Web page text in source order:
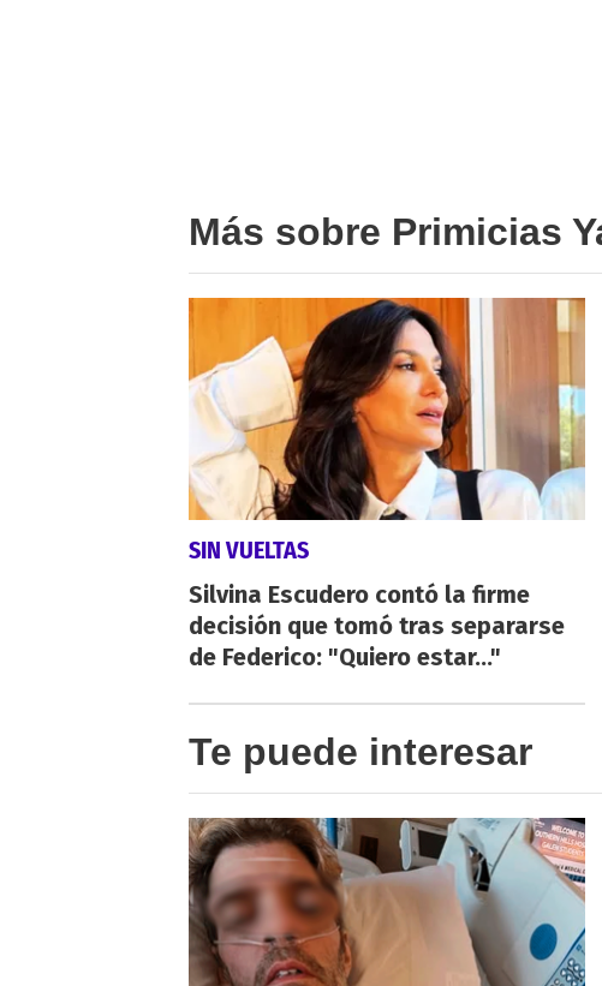
Más sobre Primicias
SIN VUELTAS
Silvina Escudero contó la firme
decisión que tomó tras separarse
de Federico: "Quiero estar..."
Te puede interesar